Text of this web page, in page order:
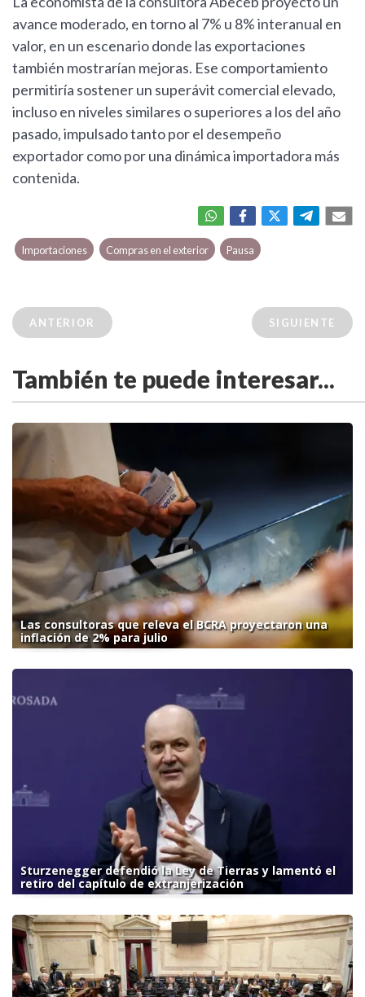
avance moderado, en torno al 7% u 8% interanual en
valor, en un escenario donde las exportaciones
también mostrarían mejoras. Ese comportamiento
permitiría sostener un superávit comercial elevado,
incluso en niveles similares o superiores a los del año
pasado, impulsado tanto por el desempeño
exportador como por una dinámica importadora más
contenida.
Importaciones Compras en el exterior Pausa
ANTERIOR SIGUIENTE
También te puede interesar...
Las consultoras que releva el BCRA proyectaron una
inflación de 2% para julio
Sturzenegger defendió la Ley de Tierras y lamentó el
retiro del capítulo de extranjerización